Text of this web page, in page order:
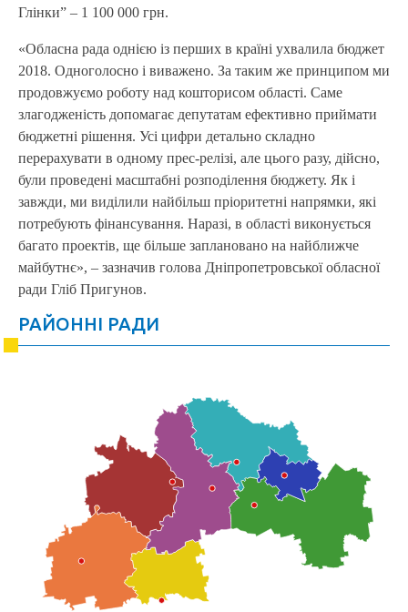
Глінки” – 1 100 000 грн.
«Обласна рада однією із перших в країні ухвалила бюджет
2018. Одноголосно і виважено. За таким же принципом ми
продовжуємо роботу над кошторисом області. Саме
злагодженість допомагає депутатам ефективно приймати
бюджетні рішення. Усі цифри детально складно
перерахувати в одному прес-релізі, але цього разу, дійсно,
були проведені масштабні розподілення бюджету. Як і
завжди, ми виділили найбільш пріоритетні напрямки, які
потребують фінансування. Наразі, в області виконується
багато проектів, ще більше заплановано на найближче
майбутнє», – зазначив голова Дніпропетровської обласної
ради Гліб Пригунов.
РАЙОННІ РАДИ